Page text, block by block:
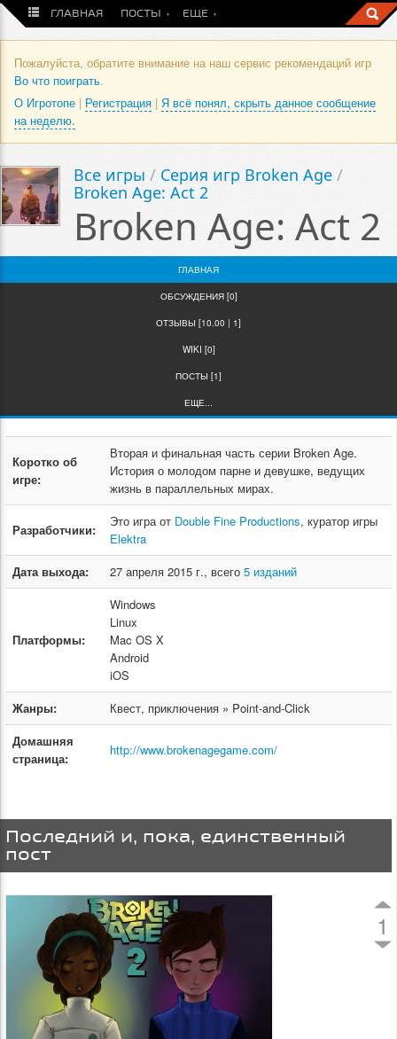
ГЛАВНАЯ ПОСТЫ ЕЩЕ
Пожалуйста, обратите внимание на наш сервис рекомендаций игр
Во что поиграть.
О Игротопе | Регистрация | Я всё понял, скрыть данное сообщение
на неделю.
Все игры / Серия игр Broken Age /
Broken Age: Act 2
Broken Age: Act 2
ГЛАВНАЯ
ОБСУЖДЕНИЯ [0]
ОТЗЫВЫ [10.00 | 1]
WIKI [0]
ПОСТЫ [1]
ЕЩЕ...
Коротко об
игре:
Вторая и финальная часть серии Broken Age.
История о молодом парне и девушке, ведущих
жизнь в параллельных мирах.
Разработчики:
Это игра от Double Fine Productions, куратор игры
Elektra
Дата выхода:
27 апреля 2015 г., всего 5 изданий
Платформы:
Windows
Linux
Mac OS X
Android
iOS
Жанры:
Квест, приключения » Point-and-Click
Домашняя
страница:
http://www.brokenagegame.com/
Последний и, пока, единственный
пост
1